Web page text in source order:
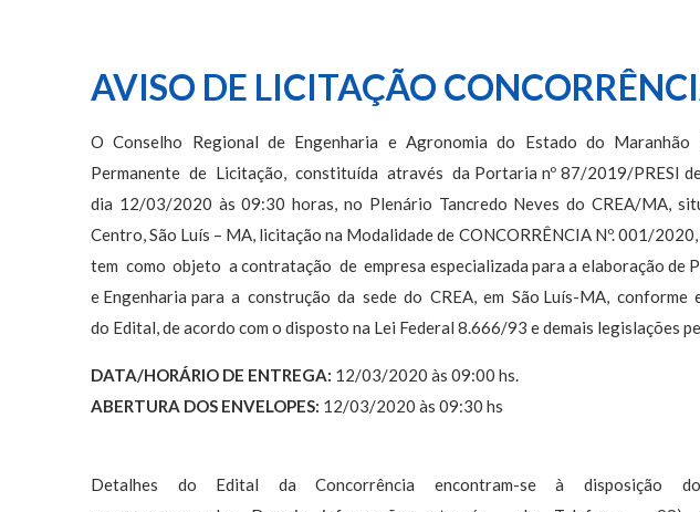
AVISO DE LICITAÇÃO
O Conselho Regional de Engenharia e Agronomia do Estado do Maranhão
Permanente de Licitação, constituída através da Portaria nº 87/2019/PRESI
dia 12/03/2020 às 09:30 horas, no Plenário Tancredo Neves do CREA/MA,
Centro, São Luís – MA, licitação na Modalidade de CONCORRÊNCIA Nº. 001/
tem como objeto a contratação de empresa especializada para a elaboração de
e Engenharia para a construção da sede do CREA, em São Luís-MA, conforme
do Edital, de acordo com o disposto na Lei Federal 8.666/93 e demais legislações
DATA/HORÁRIO DE ENTREGA: 12/03/2020 às 09:00 hs.
ABERTURA DOS ENVELOPES: 12/03/2020 às 09:30 hs
Detalhes do Edital da Concorrência encontram-se à disposição